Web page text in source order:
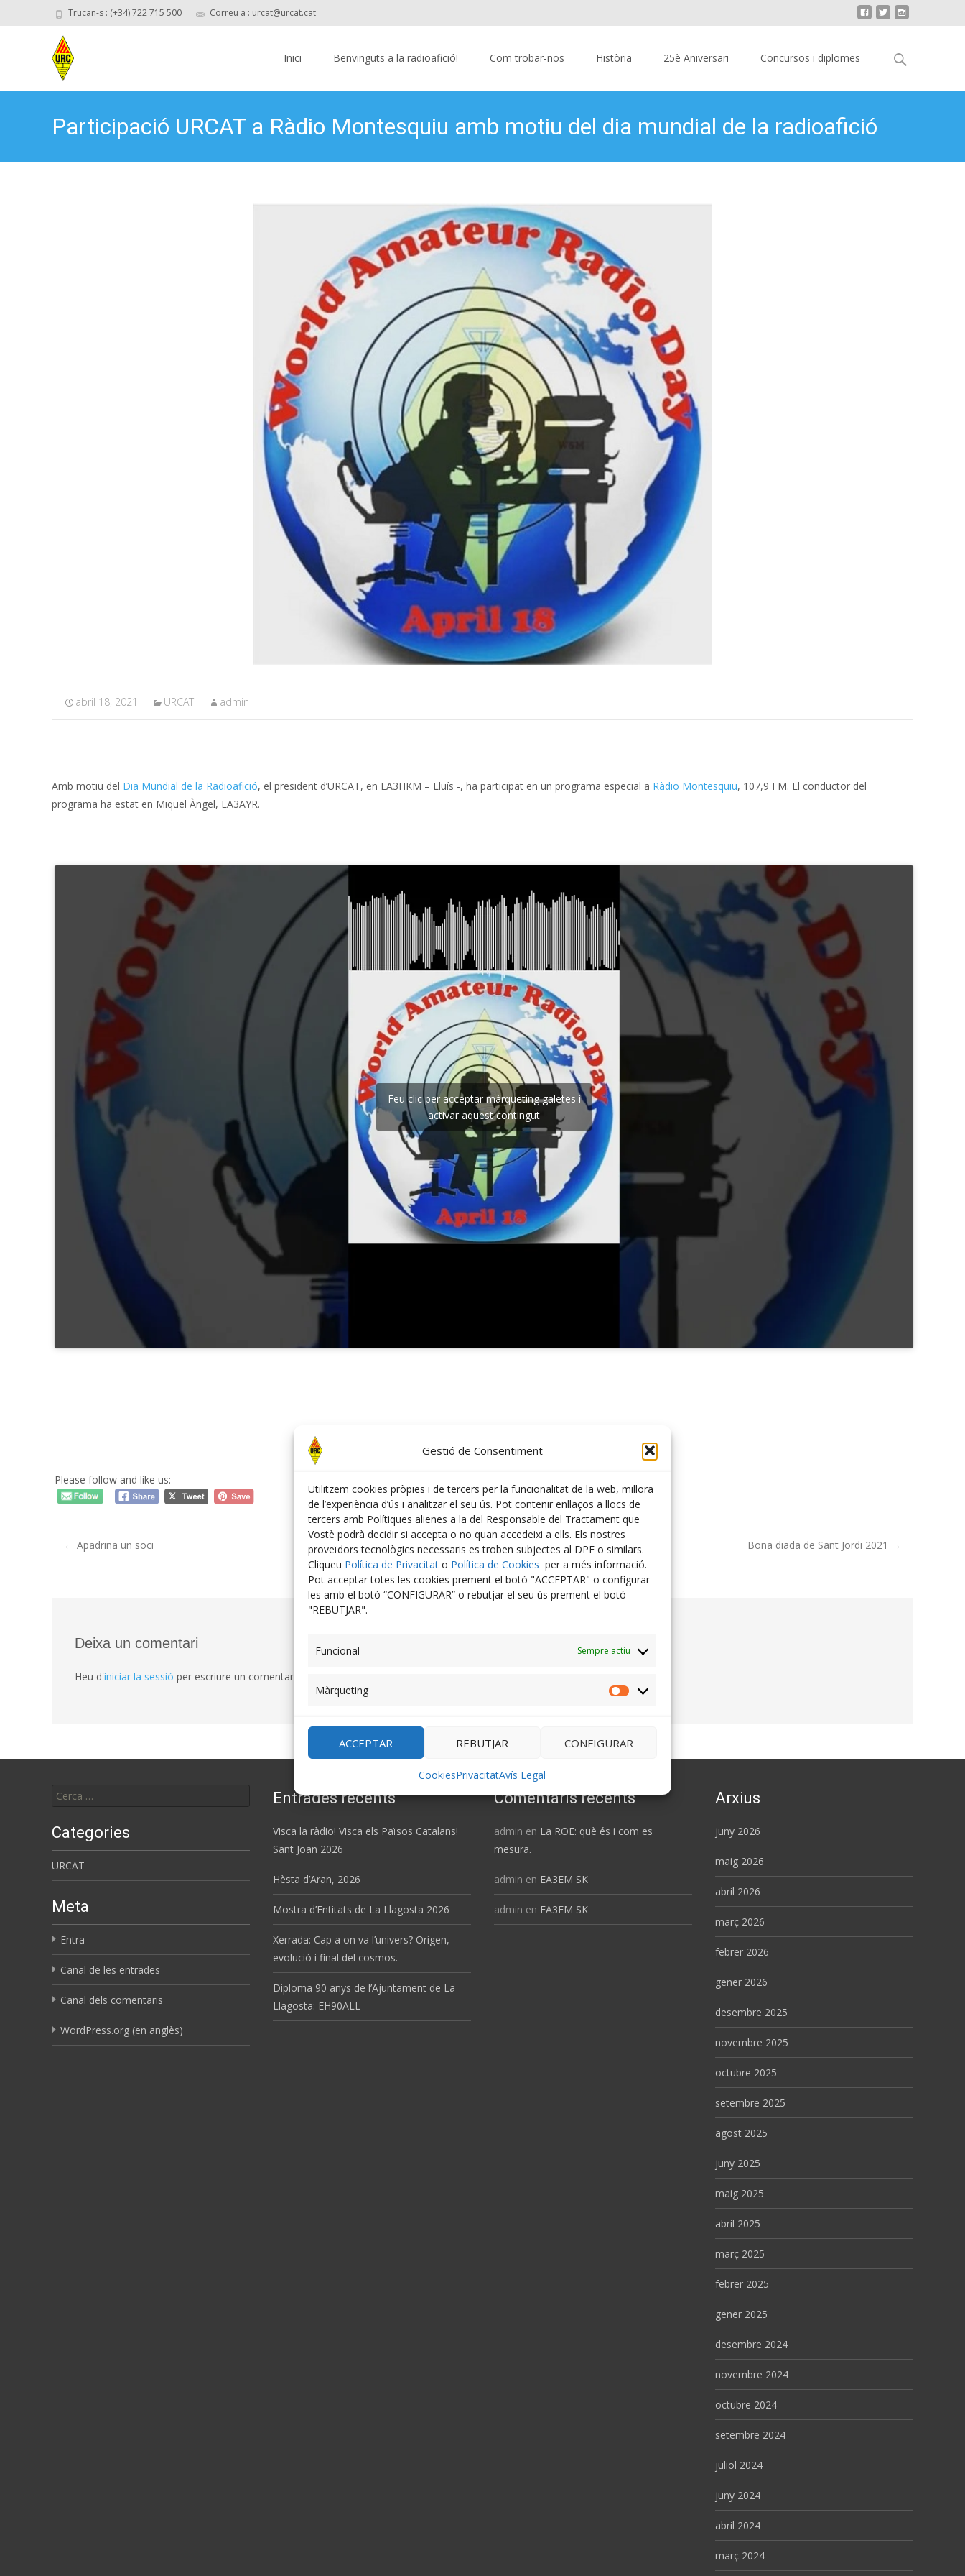
Gestió de Consentiment
Utilitzem cookies pròpies i de tercers per la funcionalitat de la web, millora
de l’experiència d’ús i analitzar el seu ús. Pot contenir enllaços a llocs de
tercers amb Polítiques alienes a la del Responsable del Tractament que
Vostè podrà decidir si accepta o no quan accedeixi a ells. Els nostres
proveïdors tecnològics necessaris es troben subjectes al DPF o similars.
Cliqueu Política de Privacitat o Política de Cookies per a més informació.
Pot acceptar totes les cookies prement el botó "ACCEPTAR" o configurar-
les amb el botó “CONFIGURAR” o rebutjar el seu ús prement el botó
"REBUTJAR".
Funcional Sempre actiu
Màrqueting
Màrqueting
ACCEPTAR REBUTJAR CONFIGURAR
CookiesPrivacitatAvís Legal
Trucan-s : (+34) 722 715 500 Correu a : urcat@urcat.cat
Inici Benvinguts a la radioafició! Com trobar-nos Història 25è Aniversari Concursos i diplomes Cerca:
Participació URCAT a Ràdio Montesquiu amb motiu del dia mundial de la radioafició
abril 18, 2021 URCAT admin
Amb motiu del Dia Mundial de la Radioafició, el president d’URCAT, en EA3HKM – Lluís -, ha participat en un programa especial a Ràdio Montesquiu, 107,9 FM. El conductor del
programa ha estat en Miquel Àngel, EA3AYR.
Feu clic per acceptar màrqueting galetes i
activar aquest contingut
Please follow and like us:
Post
← Apadrina un soci Bona diada de Sant Jordi 2021 →
Deixa un comentari
Heu d'iniciar la sessió per escriure un comentari.
Entrades recents
Visca la ràdio! Visca els Països Catalans!
Sant Joan 2026
Hèsta d’Aran, 2026
Mostra d’Entitats de La Llagosta 2026
Xerrada: Cap a on va l’univers? Origen,
evolució i final del cosmos.
Diploma 90 anys de l’Ajuntament de La
Llagosta: EH90ALL
Comentaris recents
admin en La ROE: què és i com es
mesura.
admin en EA3EM SK
admin en EA3EM SK
Arxius
juny 2026
maig 2026
abril 2026
març 2026
febrer 2026
gener 2026
desembre 2025
novembre 2025
octubre 2025
setembre 2025
agost 2025
juny 2025
maig 2025
abril 2025
març 2025
febrer 2025
gener 2025
desembre 2024
novembre 2024
octubre 2024
setembre 2024
juliol 2024
juny 2024
abril 2024
març 2024
Categories
URCAT
Meta
Entra
Canal de les entrades
Canal dels comentaris
WordPress.org (en anglès)